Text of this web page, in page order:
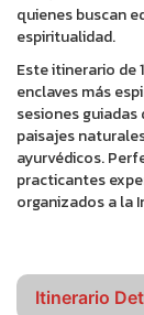
quienes buscan
espiritualidad.
Este itinerario de
enclaves más
sesiones
paisajes
ayurvédicos.
practicantes
organizados a la
Itinerario